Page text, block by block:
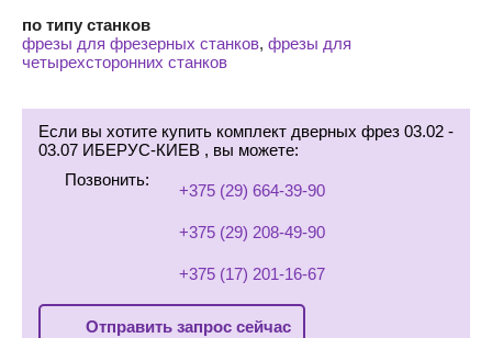
по типу станков
фрезы для фрезерных станков, фрезы для
четырехсторонних станков
Если вы хотите купить комплект дверных фрез 03.02 -
03.07 ИБЕРУС-КИЕВ , вы можете:
Позвонить:
+375 (29) 664-39-90
+375 (29) 208-49-90
+375 (17) 201-16-67
Отправить запрос сейчас